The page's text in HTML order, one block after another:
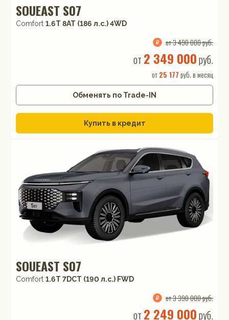
SOUEAST S07
Comfort 1.6T 8AT (186 л.с.) 4WD
от 3 490 000 руб.
от 2 349 000руб.
от25 177 руб. в месяц
Обменять по Trade-IN
Купить в кредит
SOUEAST S07
Comfort 1.6T 7DCT (190 л.с.) FWD
от 3 390 000 руб.
от 2 249 000руб.